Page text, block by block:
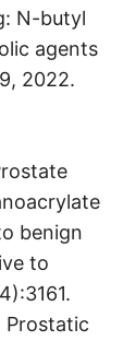
N-butyl
agents
2022.
benign
to
Prostatic